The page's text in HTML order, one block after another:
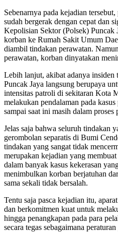
Sebenarnya pada kejadian
sudah bergerak dengan cepat dan
Kepolisian Sektor (Polsek) Puncak
korban ke Rumah Sakit Umum
diambil tindakan perawatan.
perawatan, korban dinyatakan
Lebih lanjut, akibat adanya insiden
Puncak Jaya langsung berupaya
intensitas patroli di sekitaran Kota
melakukan pendalaman pada
sampai saat ini masih dalam proses
Jelas saja bahwa seluruh tindakan
gerombolan separatis di Bumi
tindakan yang sangat tidak
merupakan kejadian yang
dalam banyak kasus kekerasan
menimbulkan korban berjatuhan
sama sekali tidak bersalah.
Tentu saja pasca kejadian itu,
dan berkomitmen kuat untuk
hingga penangkapan pada para
secara tegas sebagaimana